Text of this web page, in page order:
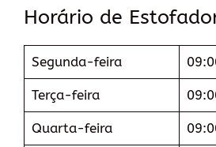
Horário de
Segunda-feira
Terça-feira
Quarta-feira